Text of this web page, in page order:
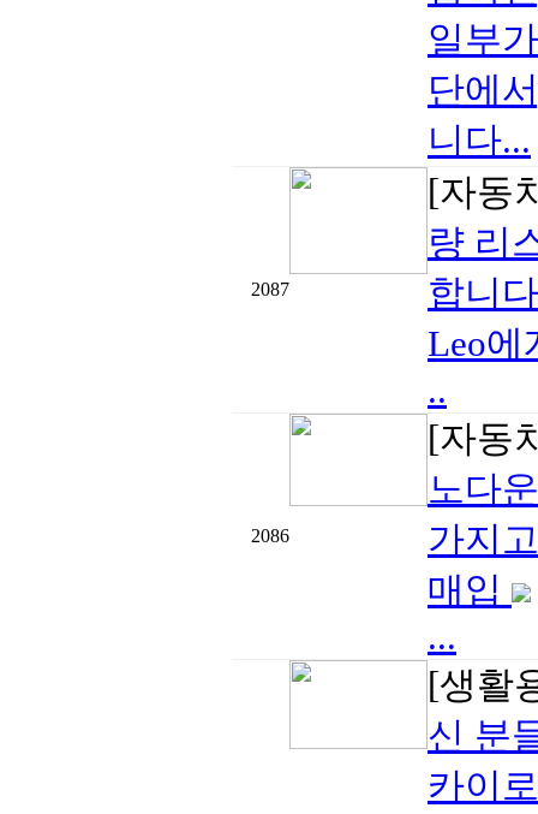
일부
단에
니다...
2087
[자동
량 리
합니
Leo
..
2086
[자동
노다
가지
매입
...
[생활
신 분
카이